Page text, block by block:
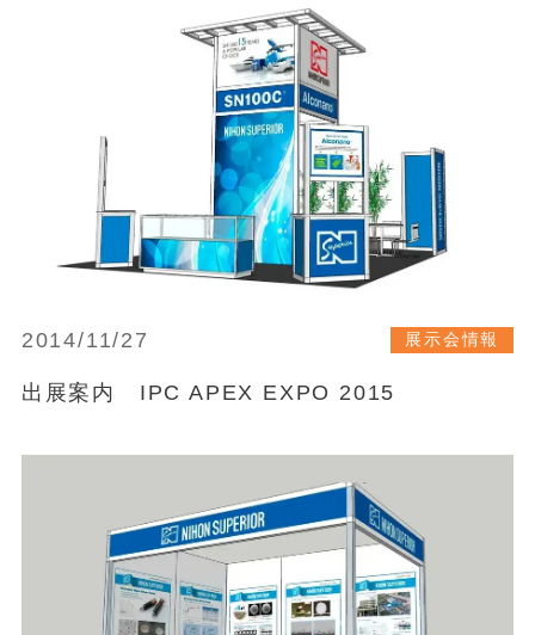
2014/11/27 展示会情報
出展案内 IPC APEX EXPO 2015